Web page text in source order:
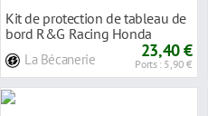
Kit de protection de tableau de
bord R&G Racing Honda
La Bécanerie 23,40 €
Ports : 5,90 €